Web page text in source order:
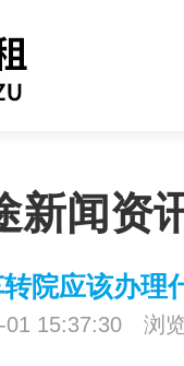
新闻资
院应该办理
01 15:37:30 浏